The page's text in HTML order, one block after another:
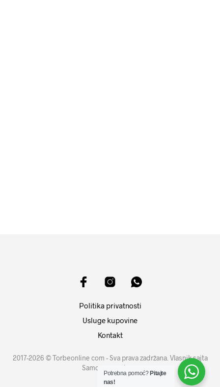
Politika privatnosti
Usluge kupovine
Kontakt
2017-2026 © Torbeonline com - Sva prava zadržana. Vlasnik sajta
Samouprava d.o.o.
Potrebna pomoć? Pitajte
nas!